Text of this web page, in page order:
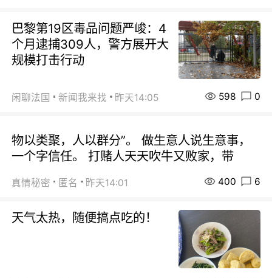
巴黎第19区毒品问题严峻：4
个月逮捕309人，警方展开大
规模打击行动
闲聊法国 新闻我来找 昨天14:05 598 0
物以类聚，人以群分”。 做生意人说生意事，
一个字信任。 打赌人天天吹牛又败家，带
真情秘密 匿名 昨天14:01 400 6
天气太热，随便搞点吃的！